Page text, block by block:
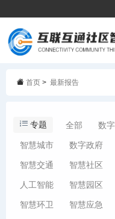
首页 > 最新报告
专题 全部 数
智慧城市 数字政府
智慧交通 智慧社区
人工智能 智慧园区
智慧环卫 智慧应急